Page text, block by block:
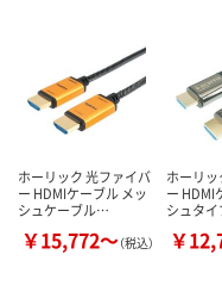
ホーリック 光ファイバ
ー HDMIケーブル メッ
シュケーブル…
￥15,772～（税込）
ホーリ
ー HDMI
シュタ
￥